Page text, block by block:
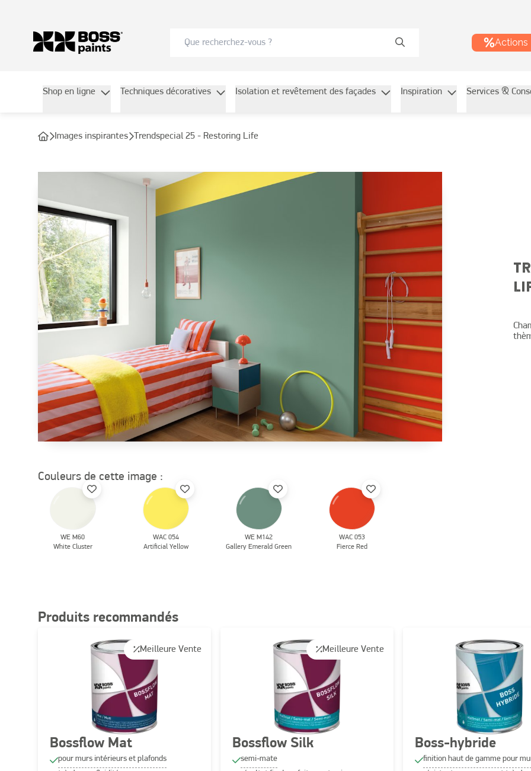
Actions
Shop en ligne Techniques décoratives Isolation et revêtement des façades Inspiration Services &
Images inspirantes Trendspecial 25 - Restoring Life
C
Couleurs de cette image :
WE M60
White Cluster
WAC 054
Artificial Yellow
WE M142
Gallery Emerald Green
WAC 053
Fierce Red
Produits recommandés
Bossflow Mat
pour murs intérieurs et plafonds
Meilleure Vente
Bossflow Silk
semi-mate
Meilleure Vente
Boss-hybride
finition haut de gamme pour